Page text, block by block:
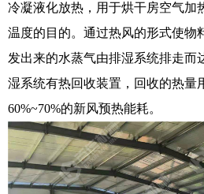
冷凝液化放热，用于烘干房空气加
温度的目的。通过热风的形式使物
发出来的水蒸气由排湿系统排走而
湿系统有热回收装置，回收的热量
60%~70%的新风预热能耗。